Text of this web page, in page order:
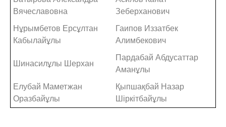
Вячеславовна
Зеберханович
Нұрымбетов Ерсұлтан
Кабылайұлы
Гаипов Иззатбек
Алимбекович
Шинасилұлы Шерхан
Пардабай Абдусаттар
Аманұлы
Елубай Маметжан
Оразбайұлы
Қыпшақбай Назар
Шіркітбайұлы